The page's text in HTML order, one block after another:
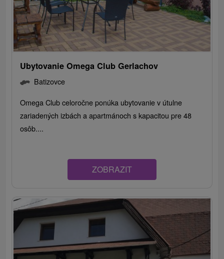
Ubytovanie Omega Club Gerlachov
Batizovce
Omega Club celoročne ponúka ubytovanie v útulne
zariadených izbách a apartmánoch s kapacitou pre 48
osôb....
ZOBRAZIT